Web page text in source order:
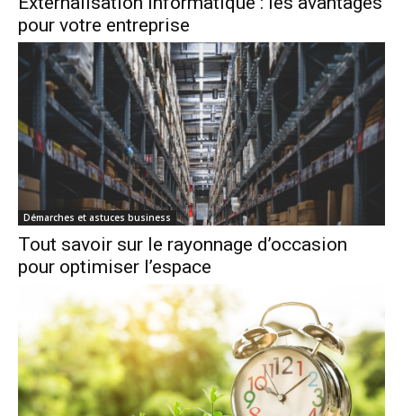
pour votre entreprise
Démarches et astuces business
Tout savoir sur le rayonnage d’occasion
pour optimiser l’espace